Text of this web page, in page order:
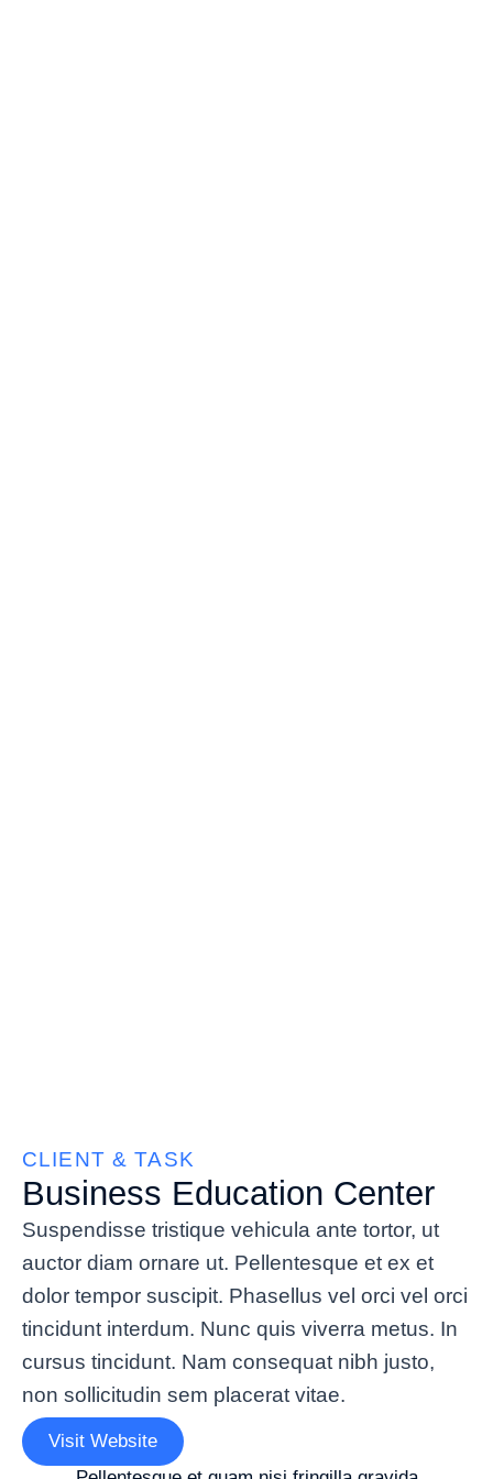
CLIENT & TASK
Business Education Center
Suspendisse tristique vehicula ante tortor, ut
auctor diam ornare ut. Pellentesque et ex et
dolor tempor suscipit. Phasellus vel orci vel orci
tincidunt interdum. Nunc quis viverra metus. In
cursus tincidunt. Nam consequat nibh justo,
non sollicitudin sem placerat vitae.
Visit Website